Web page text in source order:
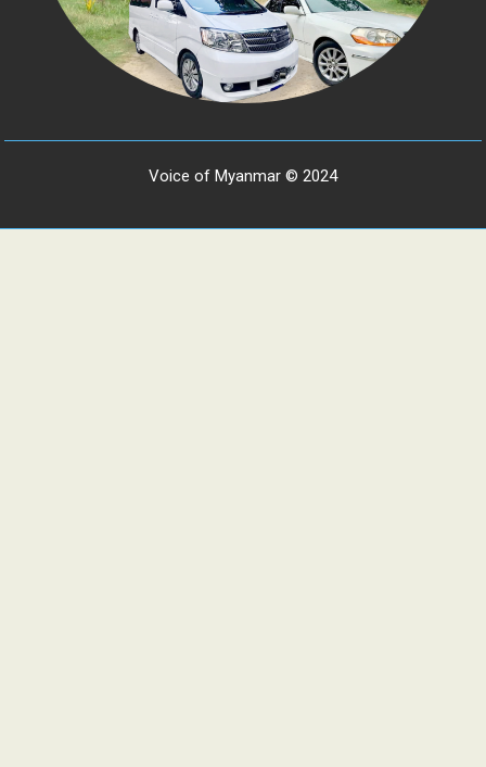
Voice of Myanmar © 2024